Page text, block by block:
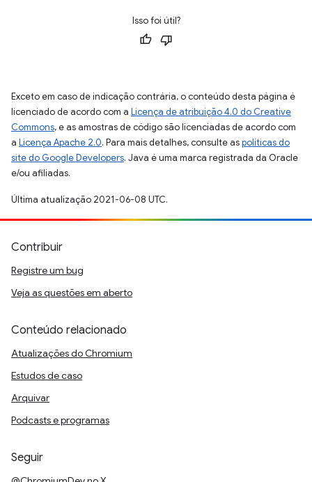
Isso foi útil?
Exceto em caso de indicação contrária, o conteúdo desta página é
licenciado de acordo com a Licença de atribuição 4.0 do Creative
Commons, e as amostras de código são licenciadas de acordo com
a Licença Apache 2.0. Para mais detalhes, consulte aspolíticas do
site do Google Developers. Java é uma marca registrada da Oracle
e/ou afiliadas.
Última atualização 2021-06-08 UTC.
Contribuir
Registre um bug
Veja as questões em aberto
Conteúdo relacionado
Atualizações do Chromium
Estudos de caso
Arquivar
Podcasts e programas
Seguir